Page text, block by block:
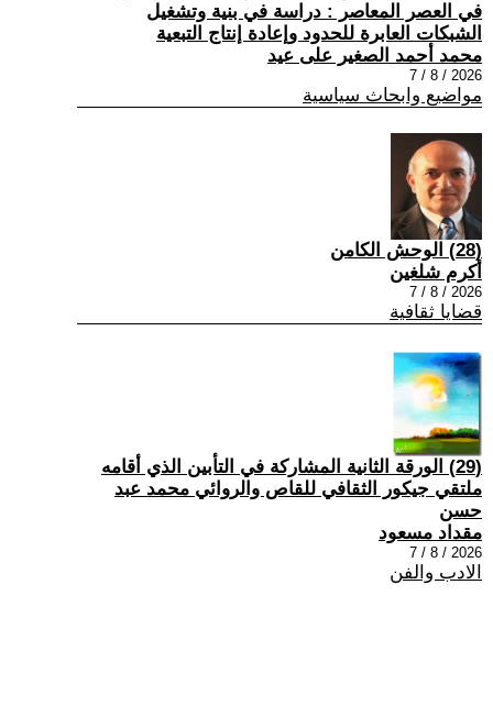
في العصر المعاصر : دراسة في بنية وتشغيل
الشبكات العابرة للحدود وإعادة إنتاج التبعية
محمد أحمد الصغير على عيد
2026 / 8 / 7
مواضيع وابحاث سياسية
(28) الوحش الكامن
أكرم شلغين
2026 / 8 / 7
قضايا ثقافية
(29) الورقة الثانية المشاركة في التأبين الذي أقامه
ملتقي جيكور الثقافي للقاص والروائي محمد عبد
حسن
مقداد مسعود
2026 / 8 / 7
الادب والفن